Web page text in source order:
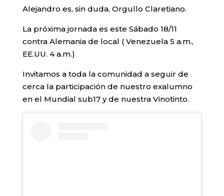
Alejandro es, sin duda, Orgullo Claretiano.
La próxima jornada es este Sábado 18/11
contra Alemania de local ( Venezuela 5 a.m.,
EE.UU. 4 a.m.)
Invitamos a toda la comunidad a seguir de
cerca la participación de nuestro exalumno
en el Mundial sub17 y de nuestra Vinotinto.